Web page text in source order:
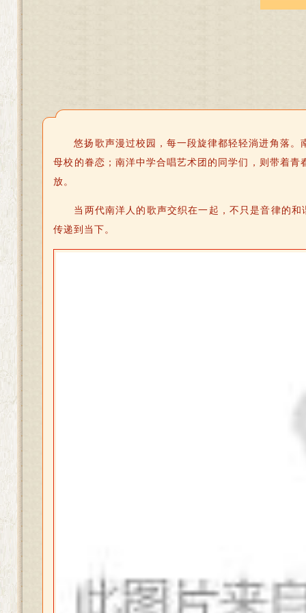
悠扬歌声漫过校园，每一段旋律都轻轻淌进角落
母校的眷恋；南洋中学合唱艺术团的同学们，则带着
放。
当两代南洋人的歌声交织在一起，不只是音律的
传递到当下。